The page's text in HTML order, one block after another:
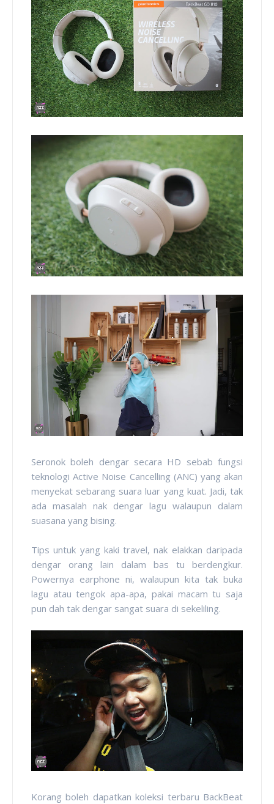
Seronok boleh dengar secara HD sebab fungsi
teknologi Active Noise Cancelling (ANC) yang akan
menyekat sebarang suara luar yang kuat. Jadi, tak
ada masalah nak dengar lagu walaupun dalam
suasana yang bising.
Tips untuk yang kaki travel, nak elakkan daripada
dengar orang lain dalam bas tu berdengkur.
Powernya earphone ni, walaupun kita tak buka
lagu atau tengok apa-apa, pakai macam tu saja
pun dah tak dengar sangat suara di sekeliling.
Korang boleh dapatkan koleksi terbaru BackBeat